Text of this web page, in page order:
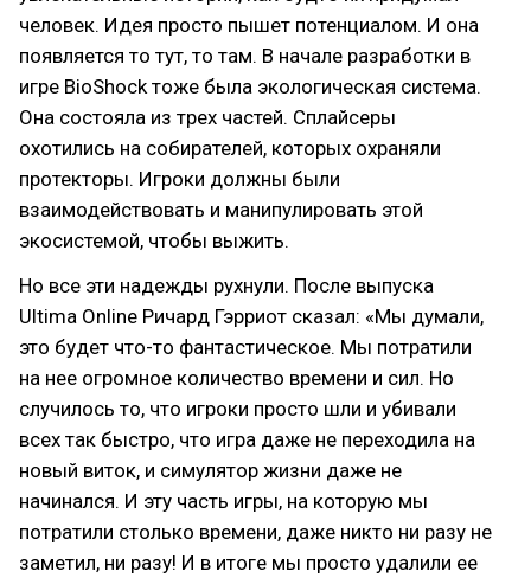
человек. Идея просто пышет потенциалом. И она
появляется то тут, то там. В начале разработки в
игре BioShock тоже была экологическая система.
Она состояла из трех частей. Сплайсеры
охотились на собирателей, которых охраняли
протекторы. Игроки должны были
взаимодействовать и манипулировать этой
экосистемой, чтобы выжить.
Но все эти надежды рухнули. После выпуска
Ultima Online Ричард Гэрриот сказал: «Мы думали,
это будет что-то фантастическое. Мы потратили
на нее огромное количество времени и сил. Но
случилось то, что игроки просто шли и убивали
всех так быстро, что игра даже не переходила на
новый виток, и симулятор жизни даже не
начинался. И эту часть игры, на которую мы
потратили столько времени, даже никто ни разу не
заметил, ни разу! И в итоге мы просто удалили ее